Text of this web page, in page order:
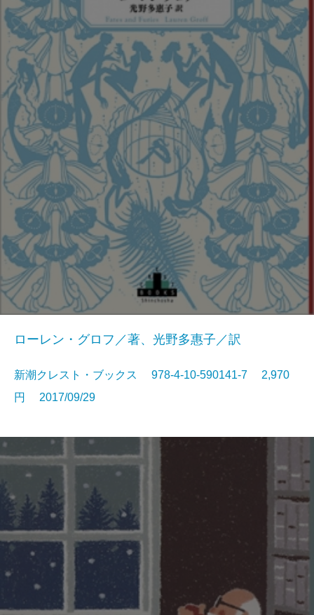
ローレン・グロフ／著、光野多惠子／訳
新潮クレスト・ブックス 978-4-10-590141-7 2,970
円 2017/09/29